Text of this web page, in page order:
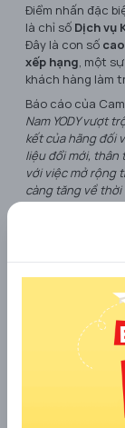
Điểm nhấn đặc
là chỉ số Dịch vụ
Đây là con số
xếp hạng , một
khách hàng làm
Báo cáo của
Nam YODY vượt
kết của hãng đối
liệu đổi mới, thân
với việc mở rộng
càng tăng về
nghiệm khách
vật lý đến nền
Tại Việt Nam,